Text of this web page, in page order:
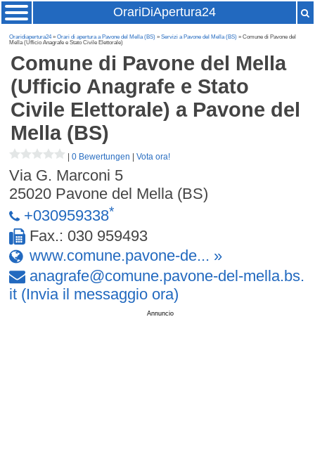
OrariDiApertura24
Oraridiapertura24»Orari di apertura a Pavone del Mella (BS) »Servizi a Pavone del Mella (BS) » Comune di Pavone del
Mella (Ufficio Anagrafe e Stato Civile Elettorale)
Comune di Pavone del Mella
(Ufficio Anagrafe e Stato
Civile Elettorale) a Pavone del
Mella (BS)
|0 Bewertungen |Vota ora!
Via G. Marconi 5
25020 Pavone del Mella (BS)
+030959338*
Fax.: 030 959493
www.comune.pavone-de... »
anagrafe@comune.pavone-del-mella.bs.
it (Invia il messaggio ora)
Annuncio